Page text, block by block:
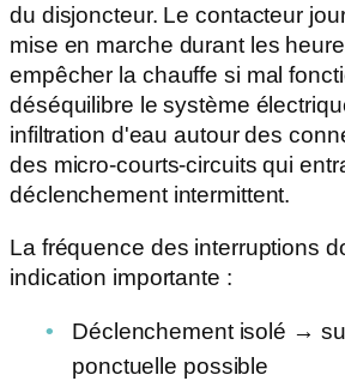
du disjoncteur. Le contacteur
mise en marche durant les
empêcher la chauffe si mal
déséquilibre le système
infiltration d'eau autour des
des micro-courts-circuits qui
déclenchement intermittent.
La fréquence des interruptions
indication importante :
Déclenchement isolé →
ponctuelle possible